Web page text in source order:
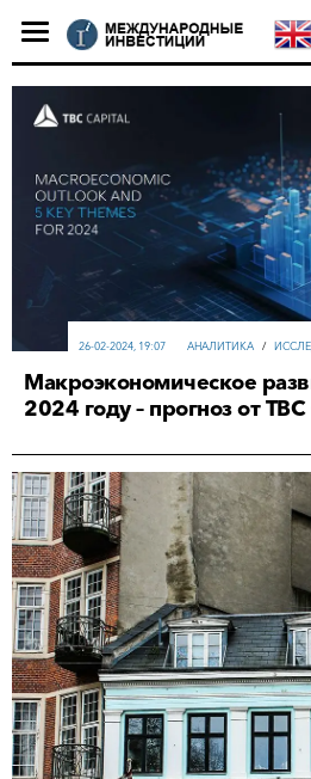
АНАЛИТИКА /
26-02-2024, 19:07
Макроэкономическое
2024 году – прогноз от TBС